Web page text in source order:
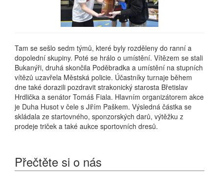
Tam se sešlo sedm týmů, které byly rozděleny do ranní a
dopolední skupiny. Poté se hrálo o umístění. Vítězem se stali
Bukanýři, druhá skončila Poděbradka a umístění na stupních
vítězů uzavřela Městská policie. Účastníky turnaje během
dne také dorazili pozdravit strakonický starosta Břetislav
Hrdlička a senátor Tomáš Fiala. Hlavním organizátorem akce
je Duha Husot v čele s Jiřím Paškem. Výsledná částka se
skládala ze startovného, sponzorských darů, výtěžku z
prodeje triček a také aukce sportovních dresů.
Přečtěte si o nás